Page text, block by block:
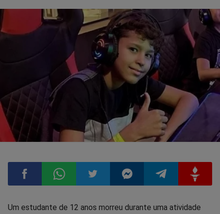
CompartilharCompartilharCompartilharCompartilharCompartilhar
Um estudante de 12 anos morreu durante uma atividade